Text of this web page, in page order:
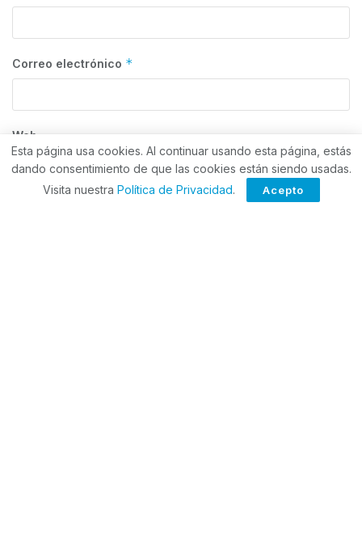
Correo electrónico *
Web
Esta página usa cookies. Al continuar usando esta página, estás
dando consentimiento de que las cookies están siendo usadas.
Visita nuestra Política de Privacidad. Acepto